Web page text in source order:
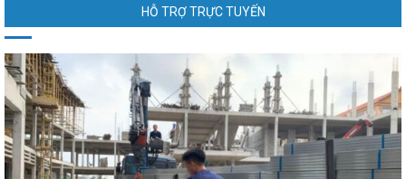
HỖ TRỢ TRỰC TUYẾN